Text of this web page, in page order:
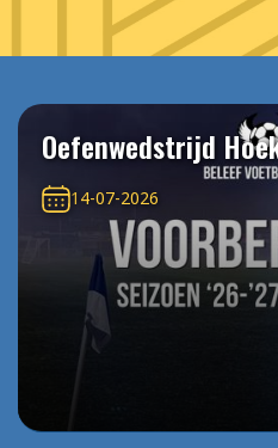
Oefenwedstrijd
14-07-2026